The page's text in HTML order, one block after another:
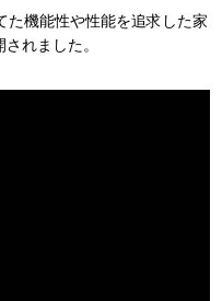
た機能性や性能を追求した家
れました。